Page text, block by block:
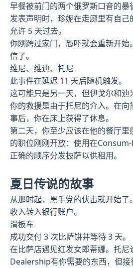
早餐被前门的两个俄罗斯口音的暴
发表声明时，珍妮在走廊里有自己
允许 5 天过去。
你刚跨过家门，恐吓就会重新开始
信了。
维尼、维迪、托尼
此事件在延迟 11 天后随机触发。
这可能只是另一天，但伊戈尔和迪
你的救援是由于托尼的介入。在
事后，你在床上获得了休息。
第二天，你至少应该在他的餐厅里
的职位刚刚开放：使用在
正确的顺序分发披萨以供租用。
夏日传说的故事
从那时起，黑手党的伏击就开始
收入转入银行账户。
滑板车
成功交付 3 次比萨饼并等待 3 天。
在比萨店遇见红发女郎蒂娜。托尼
Dealership有你需要的东西，但接